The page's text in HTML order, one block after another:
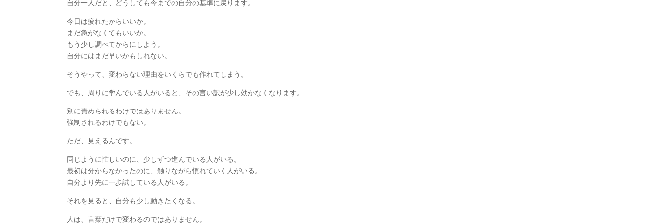
自分一人だと、どうしても今までの自分の基準に戻ります。
今日は疲れたからいいか。
まだ急がなくてもいいか。
もう少し調べてからにしよう。
自分にはまだ早いかもしれない。
そうやって、変わらない理由をいくらでも作れてしまう。
でも、周りに学んでいる人がいると、その言い訳が少し効かなくなります。
別に責められるわけではありません。
強制されるわけでもない。
ただ、見えるんです。
同じように忙しいのに、少しずつ進んでいる人がいる。
最初は分からなかったのに、触りながら慣れていく人がいる。
自分より先に一歩試している人がいる。
それを見ると、自分も少し動きたくなる。
人は、言葉だけで変わるのではありません。